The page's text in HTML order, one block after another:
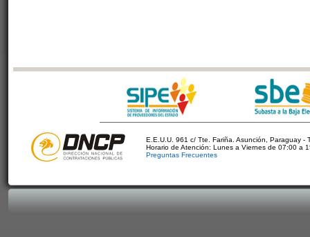
E.E.U.U. 961 c/ Tte. Fariña. Asunción, Paraguay -
Horario de Atención: Lunes a Viernes de 07:00 a
Preguntas Frecuentes